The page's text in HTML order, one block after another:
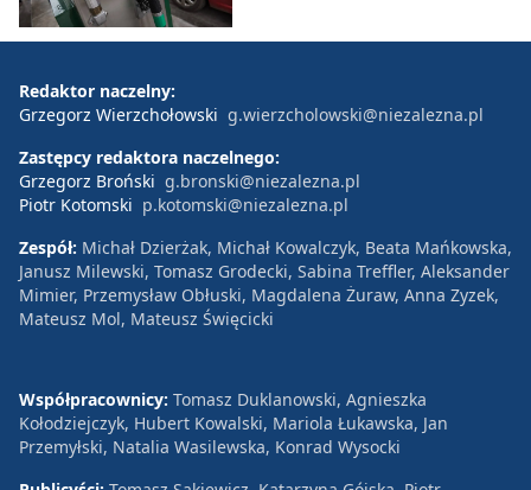
Redaktor naczelny:
Grzegorz Wierzchołowski g.wierzcholowski@niezalezna.pl
Zastępcy redaktora naczelnego:
Grzegorz Broński g.bronski@niezalezna.pl
Piotr Kotomski p.kotomski@niezalezna.pl
Zespół: Michał Dzierżak, Michał Kowalczyk, Beata Mańkowska,
Janusz Milewski, Tomasz Grodecki, Sabina Treffler, Aleksander
Mimier, Przemysław Obłuski, Magdalena Żuraw, Anna Zyzek,
Mateusz Mol, Mateusz Święcicki
Współpracownicy: Tomasz Duklanowski, Agnieszka
Kołodziejczyk, Hubert Kowalski, Mariola Łukawska, Jan
Przemyłski, Natalia Wasilewska, Konrad Wysocki